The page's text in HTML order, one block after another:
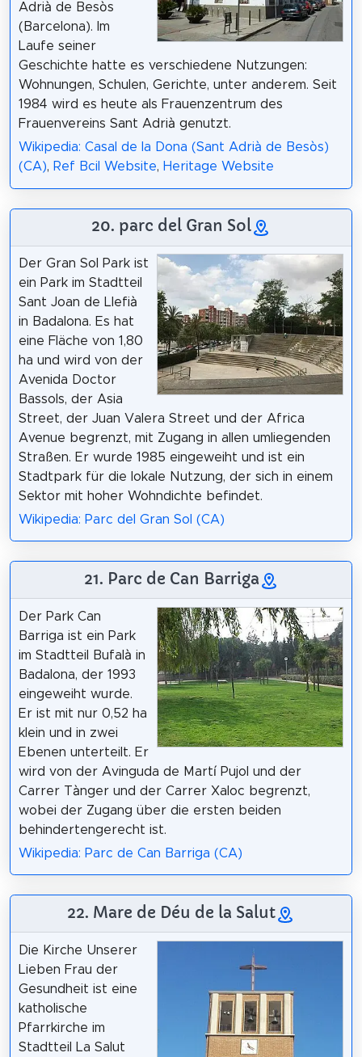
Adrià de Besòs
(Barcelona). Im
Laufe seiner
Geschichte hatte es verschiedene Nutzungen:
Wohnungen, Schulen, Gerichte, unter anderem. Seit
1984 wird es heute als Frauenzentrum des
Frauenvereins Sant Adrià genutzt.
Wikipedia: Casal de la Dona (Sant Adrià de Besòs)
(CA), Ref Bcil Website, Heritage Website
20. parc del Gran Sol
Der Gran Sol Park ist
ein Park im Stadtteil
Sant Joan de Llefià
in Badalona. Es hat
eine Fläche von 1,80
ha und wird von der
Avenida Doctor
Bassols, der Asia
Street, der Juan Valera Street und der Africa
Avenue begrenzt, mit Zugang in allen umliegenden
Straßen. Er wurde 1985 eingeweiht und ist ein
Stadtpark für die lokale Nutzung, der sich in einem
Sektor mit hoher Wohndichte befindet.
Wikipedia: Parc del Gran Sol (CA)
21. Parc de Can Barriga
Der Park Can
Barriga ist ein Park
im Stadtteil Bufalà in
Badalona, der 1993
eingeweiht wurde.
Er ist mit nur 0,52 ha
klein und in zwei
Ebenen unterteilt. Er
wird von der Avinguda de Martí Pujol und der
Carrer Tànger und der Carrer Xaloc begrenzt,
wobei der Zugang über die ersten beiden
behindertengerecht ist.
Wikipedia: Parc de Can Barriga (CA)
22. Mare de Déu de la Salut
Die Kirche Unserer
Lieben Frau der
Gesundheit ist eine
katholische
Pfarrkirche im
Stadtteil La Salut